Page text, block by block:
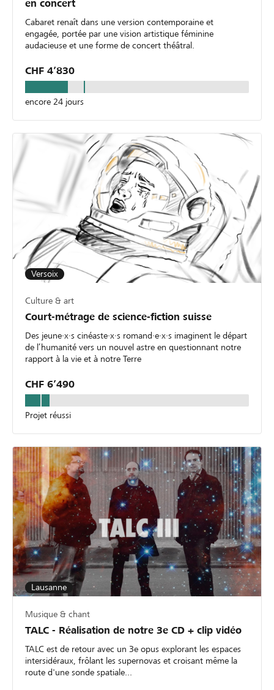
en concert
Cabaret renaît dans une version contemporaine et
engagée, portée par une vision artistique féminine
audacieuse et une forme de concert théâtral.
CHF 4’830
encore 24 jours
Versoix
Culture & art
Court-métrage de science-fiction suisse
Des jeune·x·s cinéaste·x·s romand·e·x·s imaginent le départ
de l’humanité vers un nouvel astre en questionnant notre
rapport à la vie et à notre Terre
CHF 6’490
Projet réussi
Lausanne
Musique & chant
TALC - Réalisation de notre 3e CD + clip vidéo
TALC est de retour avec un 3e opus explorant les espaces
intersidéraux, frôlant les supernovas et croisant même la
route d'une sonde spatiale...